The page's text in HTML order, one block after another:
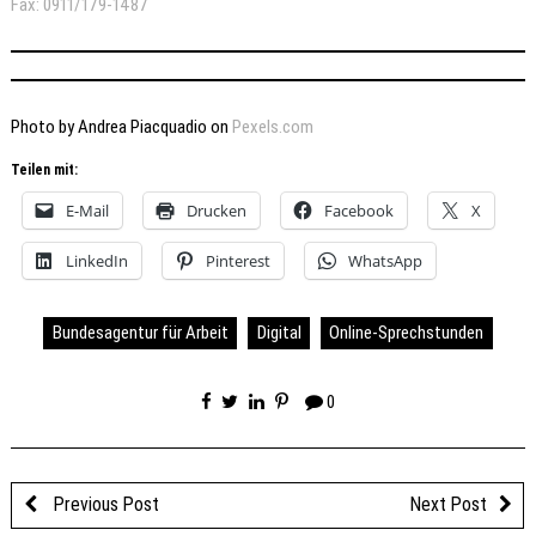
Fax: 0911/179-1487
Photo by Andrea Piacquadio on Pexels.com
Teilen mit:
E-Mail Drucken Facebook X
LinkedIn Pinterest WhatsApp
Bundesagentur für Arbeit Digital Online-Sprechstunden
0
Previous Post Next Post